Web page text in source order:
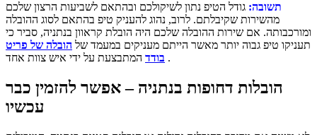
תשובה: גודל הטיפ נתון לשיקולכם ובהתאם לשביעות הרצון שלכם
מהשירות שקיבלתם. לרוב, נהוג להעניק טיפ בהתאם לסוג ההובלה
ומורכבותה. אם שירות ההובלה שלכם היה הובלת קראוון בנתניה, סביר כי
תעניקו טיפ גבוה יותר מאשר הייתם מעניקים במעמד של הובלה של פריט
בודד המתבצעת על ידי איש צוות אחד .
הובלות דחופות בנתניה – אפשר להזמין כבר
עכשיו